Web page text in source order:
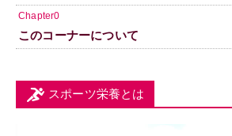
Chapter0
このコーナーについて
スポーツ栄養とは